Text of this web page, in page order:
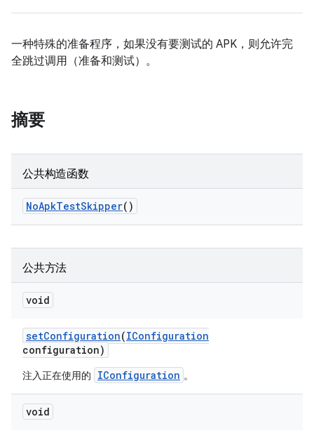
一种特殊的准备程序，如果没有要测试的 APK，则允许完
全跳过调用（准备和测试）。
摘要
公共构造函数
NoApkTestSkipper()
公共方法
void
setConfiguration(IConfiguration
configuration)
注入正在使用的 IConfiguration 。
void